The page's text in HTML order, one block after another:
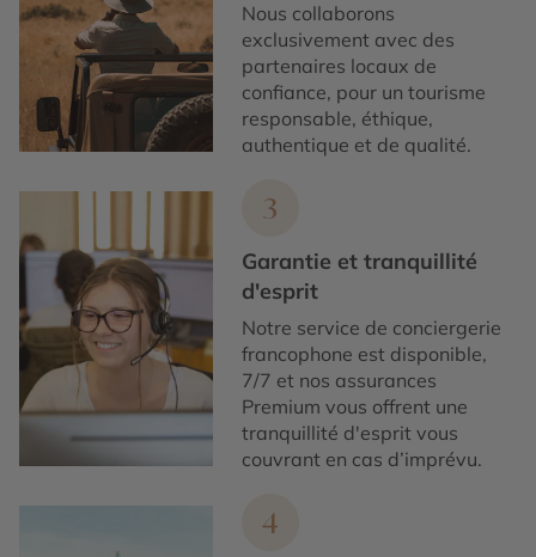
Nous collaborons
exclusivement avec des
partenaires locaux de
confiance, pour un tourisme
responsable, éthique,
authentique et de qualité.
3
Garantie et tranquillité
d'esprit
Notre service de conciergerie
francophone est disponible,
7/7 et nos assurances
Premium vous offrent une
tranquillité d'esprit vous
couvrant en cas d’imprévu.
4